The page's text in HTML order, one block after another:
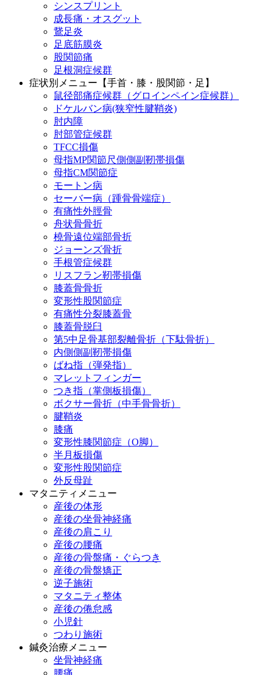
シンスプリント
成長痛・オスグット
鵞足炎
足底筋膜炎
股関節痛
足根洞症候群
症状別メニュー【手首・膝・股関節・足】
鼠径部痛症候群（グロインペイン症候群）
ドケルバン病(狭窄性腱鞘炎)
肘内障
肘部管症候群
TFCC損傷
母指MP関節尺側側副靭帯損傷
母指CM関節症
モートン病
セーバー病（踵骨骨端症）
有痛性外脛骨
舟状骨骨折
橈骨遠位端部骨折
ジョーンズ骨折
手根管症候群
リスフラン靭帯損傷
膝蓋骨骨折
変形性股関節症
有痛性分裂膝蓋骨
膝蓋骨脱臼
第5中足骨基部裂離骨折（下駄骨折）
内側側副靭帯損傷
ばね指（弾発指）
マレットフィンガー
つき指（掌側板損傷）
ボクサー骨折（中手骨骨折）
腱鞘炎
膝痛
変形性膝関節症（O脚）
半月板損傷
変形性股関節症
外反母趾
マタニティメニュー
産後の体形
産後の坐骨神経痛
産後の肩こり
産後の腰痛
産後の骨盤痛・ぐらつき
産後の骨盤矯正
逆子施術
マタニティ整体
産後の倦怠感
小児針
つわり施術
鍼灸治療メニュー
坐骨神経痛
腰痛